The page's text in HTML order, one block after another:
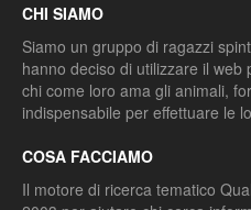
CHI SIAMO
Siamo un gruppo di ragazzi
hanno deciso di utilizzare il
chi come loro ama gli animali,
indispensabile per effettuare le
COSA FACCIAMO
Il motore di ricerca tematico